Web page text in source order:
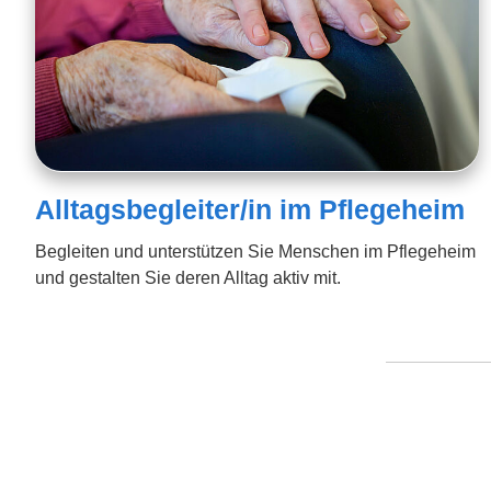
Alltagsbegleiter/in im Pflegeheim
Begleiten und unterstützen Sie Menschen im Pflegeheim
und gestalten Sie deren Alltag aktiv mit.